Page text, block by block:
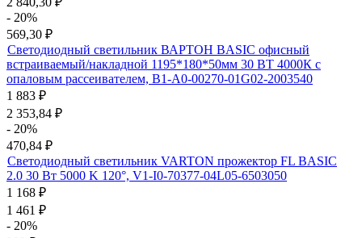
- 20%
569,30 ₽
Светодиодный светильник ВАРТОН BASIC офисный
встраиваемый/накладной 1195*180*50мм 30 ВТ 4000К с
опаловым рассеивателем, B1-A0-00270-01G02-2003540
1 883 ₽
2 353,84 ₽
- 20%
470,84 ₽
Светодиодный светильник VARTON прожектор FL BASIC
2.0 30 Вт 5000 K 120°, V1-I0-70377-04L05-6503050
1 168 ₽
1 461 ₽
- 20%